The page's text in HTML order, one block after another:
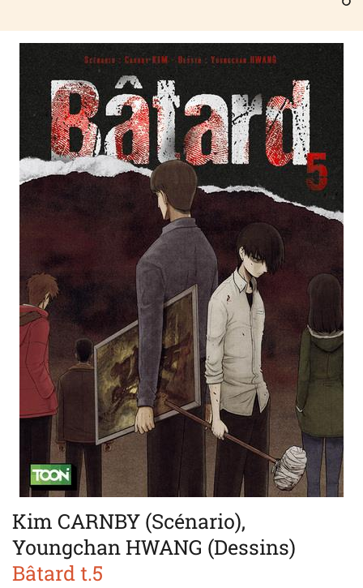
Kim CARNBY (Scénario),
Youngchan HWANG (Dessins)
Bâtard t.5